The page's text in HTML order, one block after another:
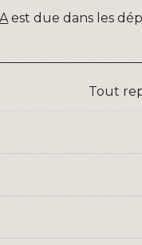
est due dans les
Tout